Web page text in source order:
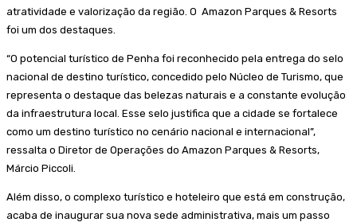
atratividade e valorização da região. O Amazon Parques & Resorts
foi um dos destaques.
“O potencial turístico de Penha foi reconhecido pela entrega do selo
nacional de destino turístico, concedido pelo Núcleo de Turismo, que
representa o destaque das belezas naturais e a constante evolução
da infraestrutura local. Esse selo justifica que a cidade se fortalece
como um destino turístico no cenário nacional e internacional”,
ressalta o Diretor de Operações do Amazon Parques & Resorts,
Márcio Piccoli.
Além disso, o complexo turístico e hoteleiro que está em construção,
acaba de inaugurar sua nova sede administrativa, mais um passo